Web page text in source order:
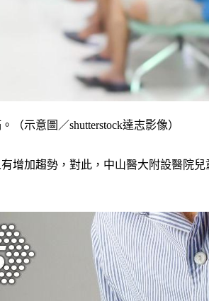
示意圖／shutterstock達志影像）
增加趨勢，對此，中山醫大附設醫院